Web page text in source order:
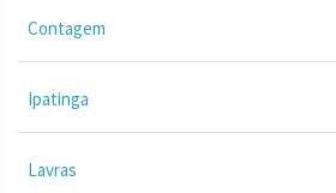
Contagem
Ipatinga
Lavras